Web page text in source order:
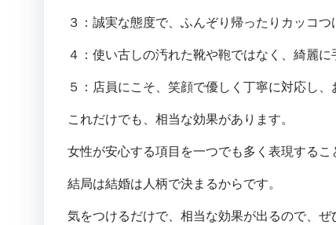
３：誠実な態度で、ふんぞり帰ったりカッコ
４：使い古しの汚れた靴や鞄ではなく、綺麗
５：店員にこそ、笑顔で優しく丁寧に対応し、
これだけでも、相当な効果があります。
女性が安心する項目を一つでも多く表現するこ
結局は結婚は人柄で決まるからです。
気をつけるだけで、相当な効果が出るので、